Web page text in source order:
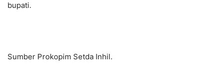
bupati.
Sumber Prokopim Setda Inhil.